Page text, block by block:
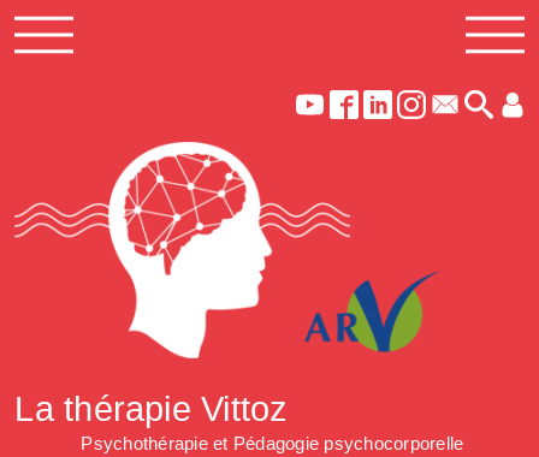
La thérapie Vittoz
Psychothérapie et Pédagogie psychocorporelle